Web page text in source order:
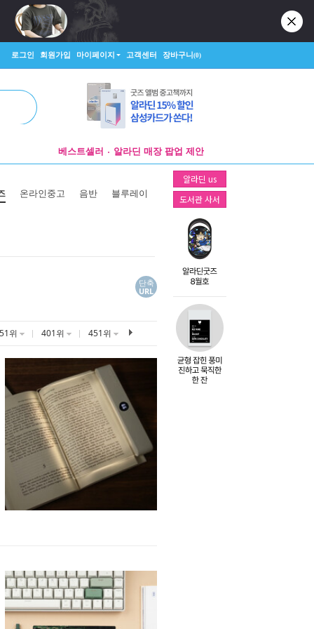
로그인 회원가입 마이페이지 고객센터 장바구니(0)
베스트셀러
알라딘 매장 팝업 제안
굿즈 파트너 신청
알라딘 매장 팝업 제안
알라딘 us
도서관 사서
온라인중고 음반 블루레이
단축
URL
위 401위 451위